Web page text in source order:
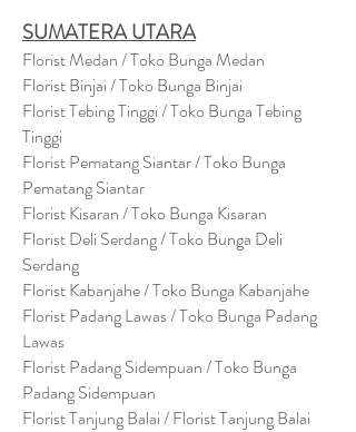
SUMATERA UTARA
Florist Medan / Toko Bunga Medan
Florist Binjai / Toko Bunga Binjai
Florist Tebing Tinggi / Toko Bunga Tebing
Tinggi
Florist Pematang Siantar / Toko Bunga
Pematang Siantar
Florist Kisaran / Toko Bunga Kisaran
Florist Deli Serdang / Toko Bunga Deli
Serdang
Florist Kabanjahe / Toko Bunga Kabanjahe
Florist Padang Lawas / Toko Bunga Padang
Lawas
Florist Padang Sidempuan / Toko Bunga
Padang Sidempuan
Florist Tanjung Balai / Florist Tanjung Balai